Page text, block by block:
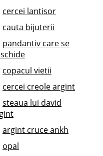
cercei lantisor
cauta bijuterii
pandantiv care se
copacul vietii
cercei creole argint
steaua lui david
argint cruce ankh
opal